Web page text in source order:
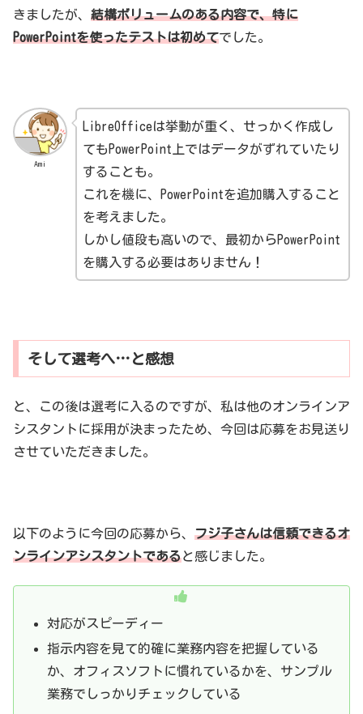
きましたが、 結構ボリュームのある内容で、特に
PowerPointを使ったテストは初めてでした。
Ami
LibreOfficeは挙動が重く、せっかく作成し
てもPowerPoint上ではデータがずれていたり
することも。
これを機に、PowerPointを追加購入すること
を考えました。
しかし値段も高いので、最初からPowerPoint
を購入する必要はありません！
そして選考へ…と感想
と、この後は選考に入るのですが、私は他のオンラインア
シスタントに採用が決まったため、今回は応募をお見送り
させていただきました。
以下のように今回の応募から、 フジ子さんは信頼できるオ
ンラインアシスタントであると感じました。
対応がスピーディー
指示内容を見て的確に業務内容を把握している
か、オフィスソフトに慣れているかを、サンプル
業務でしっかりチェックしている